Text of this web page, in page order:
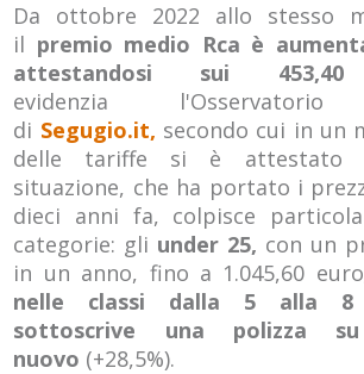
Da ottobre 2022 allo stesso
il premio medio Rca è
attestandosi sui
evidenzia l'Osservatorio
di Segugio.it, secondo cui in un
delle tariffe si è attestato
situazione, che ha portato i
dieci anni fa, colpisce
categorie: gli under 25, con un
in un anno, fino a 1.045,60
nelle classi dalla 5 alla 8
sottoscrive una polizza
nuovo (+28,5%).